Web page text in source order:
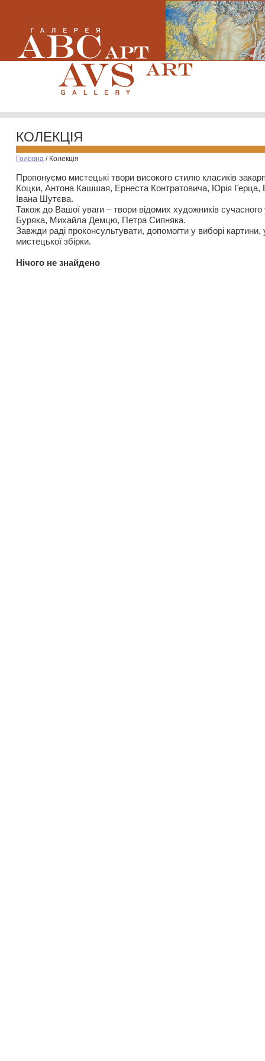
КОЛЕКЦІЯ
Головна / Колекція
Пропонуємо мистецькі твори високого стилю класиків
Коцки, Антона Кашшая, Ернеста Контратовича, Юрія
Івана Шутєва.
Також до Вашої уваги – твори відомих художників
Буряка, Михайла Демцю, Петра Сипняка.
Завжди раді проконсультувати, допомогти у виборі картини,
мистецької збірки.
Нiчого не знайдено